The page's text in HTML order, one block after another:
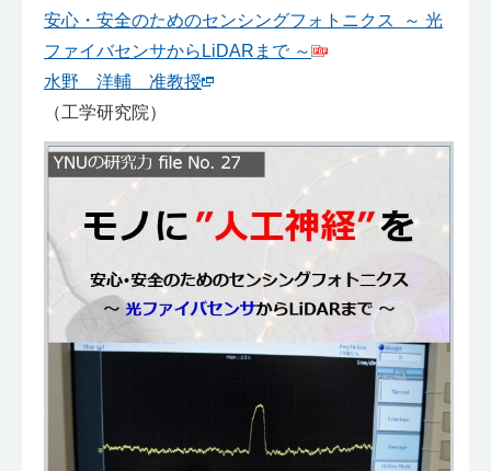
安心・安全のためのセンシングフォトニクス ～ 光
ファイバセンサからLiDARまで ～
水野 洋輔 准教授
（工学研究院）